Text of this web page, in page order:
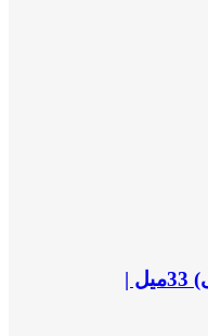
آمواج جورنی مردانه (آمواژ ژورنی) 33میل |